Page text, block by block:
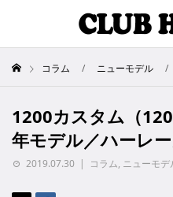
コラム ニューモデル
1200カスタム（
年モデル／ハーレー
2019.07.30 コラム, ニューモデ